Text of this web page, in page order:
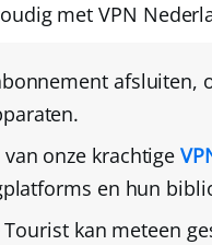
metVPN
afsluiten,
onze krachtige
en hun
Tourist kan meteen